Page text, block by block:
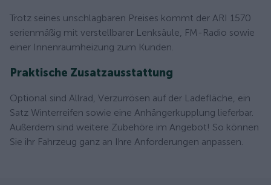
Trotz seines unschlagbaren Preises kommt der ARI 1570
serienmäßig mit verstellbarer Lenksäule, FM-Radio sowie
einer Innenraumheizung zum Kunden.
Praktische Zusatzausstattung
Optional sind Allrad, Verzurrösen auf der Ladefläche, ein
Satz Winterreifen sowie eine Anhängerkupplung lieferbar.
Außerdem sind weitere Zubehöre im Angebot! So können
Sie ihr Fahrzeug ganz an Ihre Anforderungen anpassen.